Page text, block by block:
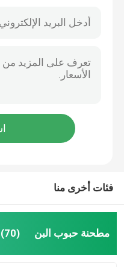
فئات أخرى منا
مطحنة حبوب البن (70)